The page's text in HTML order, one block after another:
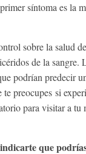
síntoma es la
sobre la salud
de la sangre.
podrían predecir
preocupes si
para visitar a tu
que